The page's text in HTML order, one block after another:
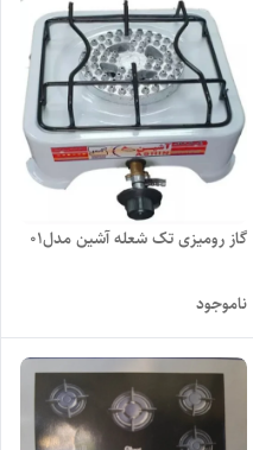
گاز رومیزی تک شعله آشین مدل01
ناموجود